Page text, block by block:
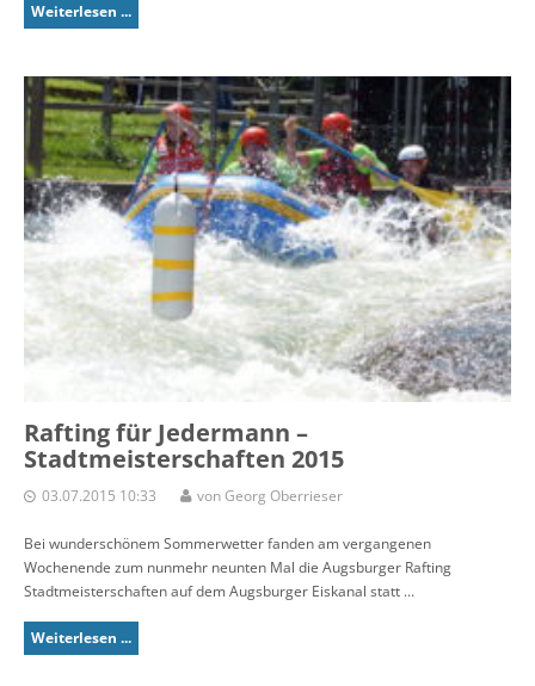
Weiterlesen ...
Rafting für Jedermann –
Stadtmeisterschaften 2015
03.07.2015 10:33 von Georg Oberrieser
Bei wunderschönem Sommerwetter fanden am vergangenen
Wochenende zum nunmehr neunten Mal die Augsburger Rafting
Stadtmeisterschaften auf dem Augsburger Eiskanal statt ...
Weiterlesen ...